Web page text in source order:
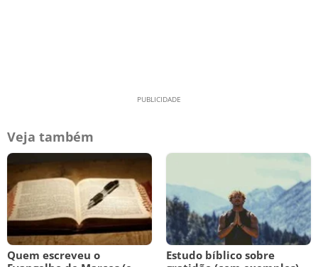
Veja também
Quem escreveu o
Estudo bíblico sobre